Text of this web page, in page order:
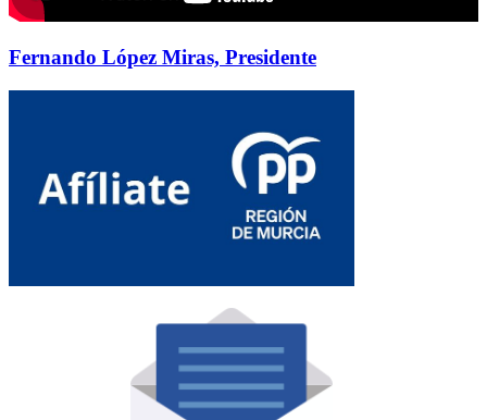
Fernando López Miras, Presidente